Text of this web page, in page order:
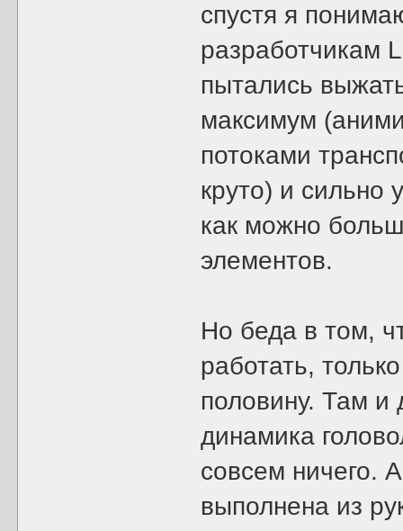
спустя я
разработчикам
пытались
максимум
потоками
круто) и сильно
как можно
элементов.
Но беда в том,
работать,
половину. Там и
динамика
совсем ничего.
выполнена из